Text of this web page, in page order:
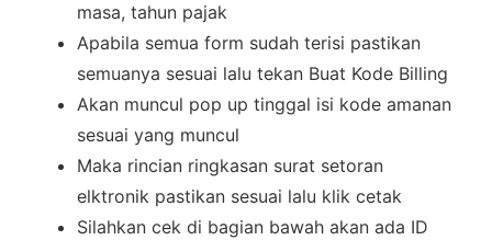
masa, tahun pajak
Apabila semua form sudah terisi pastikan
semuanya sesuai lalu tekan Buat Kode Billing
Akan muncul pop up tinggal isi kode amanan
sesuai yang muncul
Maka rincian ringkasan surat setoran
elktronik pastikan sesuai lalu klik cetak
Silahkan cek di bagian bawah akan ada ID